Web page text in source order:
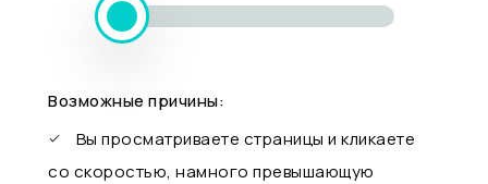
Возможные причины:
Вы просматриваете страницы и кликаете
со скоростью, намного превышающую